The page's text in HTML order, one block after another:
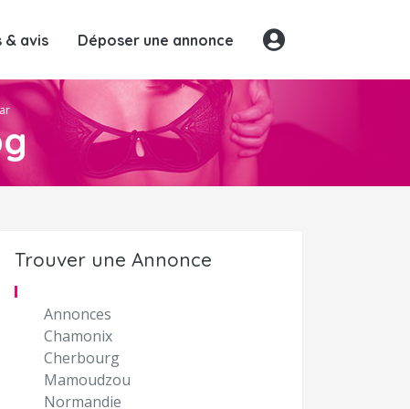
& avis Déposer une annonce
Trouver une Annonce
Annonces
Chamonix
Cherbourg
Mamoudzou
Normandie